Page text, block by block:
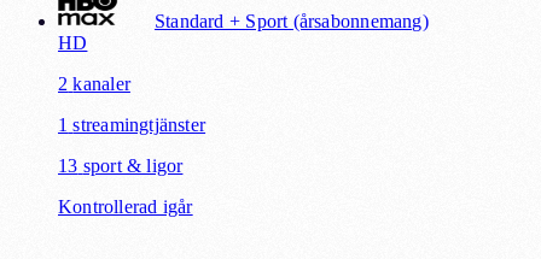
Standard + Sport (årsabonnemang)
HD
2 kanaler
1 streamingtjänster
13 sport & ligor
Kontrollerad igår